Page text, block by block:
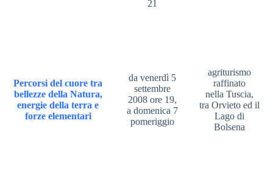
21
Percorsi del cuore tra
bellezze della Natura,
energie della terra e
forze elementari
da venerdì 5
settembre
2008 ore 19,
a domenica 7
pomeriggio
agriturismo
raffinato
nella Tuscia,
tra Orvieto ed il
Lago di
Bolsena